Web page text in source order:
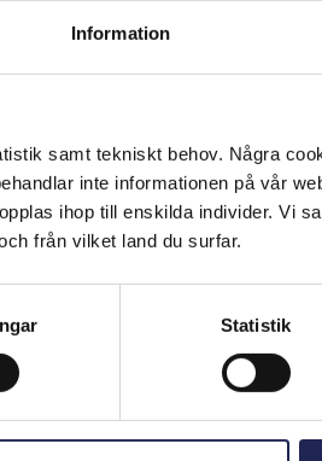
Information
samt tekniskt behov. Några
inte informationen på vår
ihop till enskilda individer. Vi
från vilket land du surfar.
Statistik
Halebop går i Telias mobilnät:
Skriv ut sidan